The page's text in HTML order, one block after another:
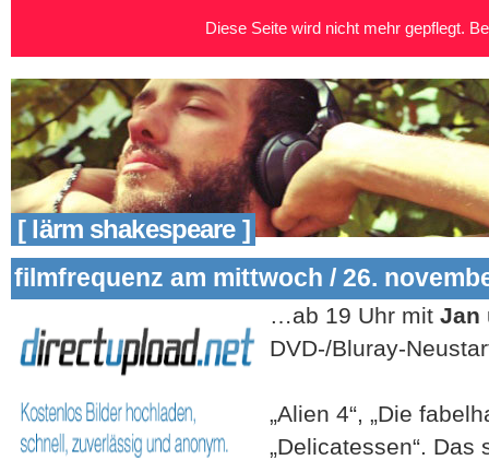
[ lärm shakespeare ]
filmfrequenz am mittwoch / 26.
…ab 19 Uhr mit Jan
DVD-/Bluray-
„Alien 4“, „Die
„Delicatessen“. Das
Diese Seite wird nicht mehr gepflegt.